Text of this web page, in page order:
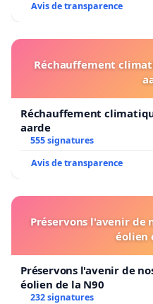
Avis de transparence
Réchauffement
Réchauffement
aarde
555 signatures
Avis de transparence
Préservons l'avenir de
éolien
Préservons l'avenir de
éolien de la N90
232 signatures